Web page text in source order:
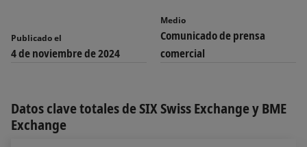
Publicado el
4 de noviembre de 2024
Medio
Comunicado de prensa
comercial
Datos clave totales de SIX Swiss Exchange y BME
Exchange